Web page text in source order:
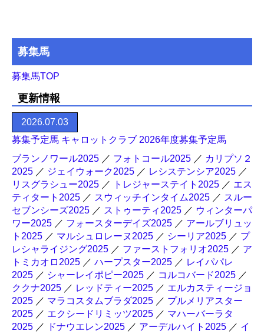
募集馬
募集馬TOP
更新情報
2026.07.03
募集予定馬 キャロットクラブ 2026年度募集予定馬
ブランノワール2025 ／ フォトコール2025 ／ カリプソ２
2025 ／ ジェイウォーク2025 ／ レシステンシア2025 ／
リスグラシュー2025 ／ トレジャーステイト2025 ／ エス
ティタート2025 ／ スウィッチインタイム2025 ／ スルー
セブンシーズ2025 ／ ストゥーティ2025 ／ ウィンターパ
ワー2025 ／ フォースターデイズ2025 ／ アールブリュッ
ト2025 ／ マルシュロレーヌ2025 ／ シーリア2025 ／ プ
レシャライジング2025 ／ ファーストフォリオ2025 ／ ア
トミカオロ2025 ／ ハープスター2025 ／ レイパパレ
2025 ／ シャーレイポピー2025 ／ コルコバード2025 ／
ククナ2025 ／ レッドティー2025 ／ エルカスティージョ
2025 ／ マラコスタムブラダ2025 ／ プルメリアスター
2025 ／ エクシードリミッツ2025 ／ マハーバーラタ
2025 ／ ドナウエレン2025 ／ アーデルハイト2025 ／ イ